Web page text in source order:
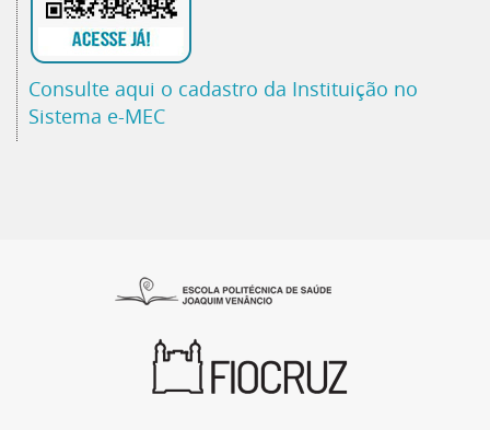
Consulte aqui o cadastro da Instituição no
Sistema e-MEC